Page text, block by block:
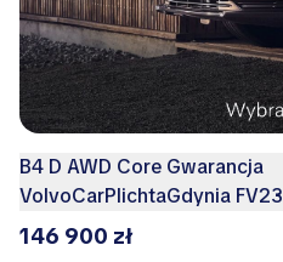
B4 D AWD Core Gwarancja
VolvoCarPlichtaGdynia FV23
146 900 zł